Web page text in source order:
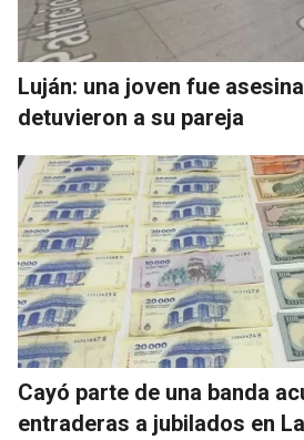
Luján: una joven fue
detuvieron a su pareja
Cayó parte de una banda
entraderas a jubilados en